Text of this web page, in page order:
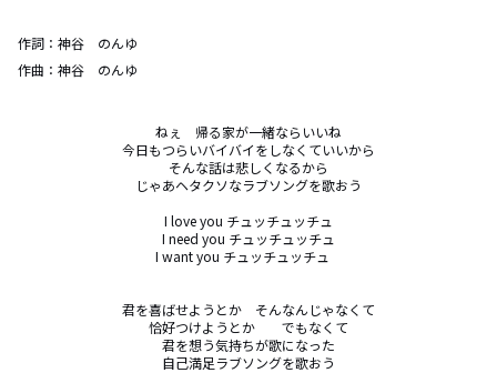
作詞： 神谷 のんゆ
作曲： 神谷 のんゆ
ねぇ　帰る家が一緒ならいいね
今日もつらいバイバイをしなくていいから
そんな話は悲しくなるから
じゃあヘタクソなラブソングを歌おう
I love you チュッチュッチュ
I need you チュッチュッチュ
I want you チュッチュッチュ
君を喜ばせようとか　そんなんじゃなくて
恰好つけようとか　　でもなくて
君を想う気持ちが歌になった
自己満足ラブソングを歌おう